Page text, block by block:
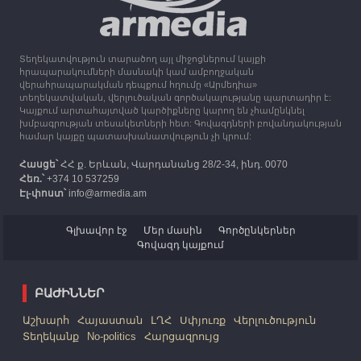
Միացյալ Թագավորությունը 1 միլիոն ֆունտ
ստեռլինգ կհատկացնի՝ աջակցելու Լեռնային
Ղարաբաղից բռնի տեղահանվածներին
12:25 30.09.2023
Հայաստան է ժամանել բռնի տեղահանված 100
հազար 417 արցախցի
Տեղեկատվություն տարածող այլ միջոցներում կայքի
հրապարակումների մասնակի կամ ամբողջական
վերահրապարակման դեպքում հղումը «Արմեդիա»
տեղեկատվական, վերլուծական գործակալությանը պարտադիր է:
Կայքում արտահայտված կարծիքները կարող են չհամընկնել
խմբագրության տեսակետների հետ: Գովազդների բովանդակության
համար կայքը պատասխանատվություն չի կրում:
Հասցե՝ՀՀ ք. Երևան, Վարդանանց 28/2-34, ինդ. 0070
Հեռ.՝+374 10 537259
Էլ-փոստ՝info@armedia.am
Գլխավոր էջ Մեր մասին
Գործընկերներ
Գովազդ կայքում
ԲԱԺԻՆՆԵՐ
Աշխարհ Հայաստան ԼՂՀ Սփյուռք
Վերլուծություն
Տեղեկանք
No-politics Հարցազրույց